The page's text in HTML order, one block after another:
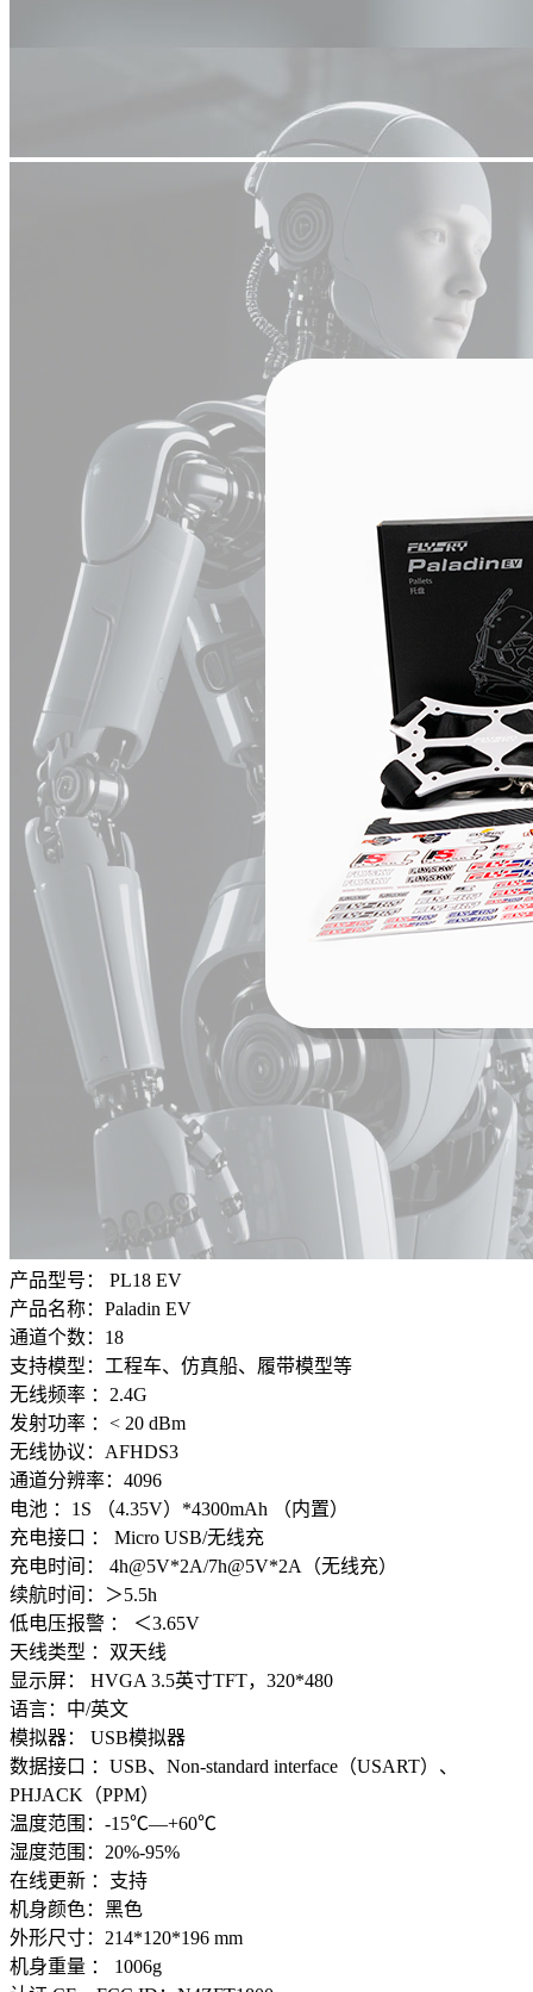
产品型号： PL18 EV
产品名称：Paladin EV
通道个数：18
支持模型：工程车、仿真船、履带模型等
无线频率 ：2.4G
发射功率 ：< 20 dBm
无线协议：AFHDS3
通道分辨率：4096
电池 ：1S （4.35V）*4300mAh （内置）
充电接口 ： Micro USB/无线充
充电时间： 4h@5V*2A/7h@5V*2A（无线充）
续航时间：＞5.5h
低电压报警 ： ＜3.65V
天线类型 ：双天线
显示屏： HVGA 3.5英寸TFT，320*480
语言：中/英文
模拟器： USB模拟器
数据接口 ：USB、Non-standard interface（USART）、
PHJACK（PPM）
温度范围：-15℃—+60℃
湿度范围：20%-95%
在线更新 ：支持
机身颜色：黑色
外形尺寸：214*120*196 mm
机身重量 ： 1006g